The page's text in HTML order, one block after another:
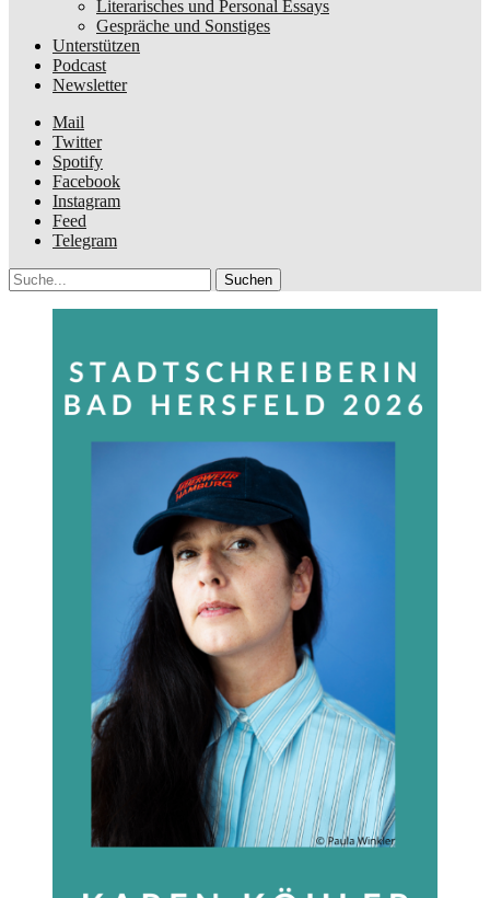
Literarisches und Personal Essays
Gespräche und Sonstiges
Unterstützen
Podcast
Newsletter
Mail
Twitter
Spotify
Facebook
Instagram
Feed
Telegram
Suche